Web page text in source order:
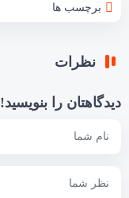
برچسب ها
نظرات
دیدگاهتان را بنویسید!